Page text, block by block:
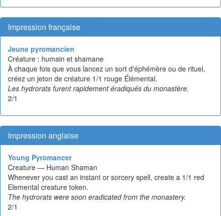
Impression française
Jeune pyromancien
Créature : humain et shamane
À chaque fois que vous lancez un sort d'éphémère ou de rituel,
créez un jeton de créature 1/1 rouge Élémental.
Les hydrorats furent rapidement éradiqués du monastère.
2/1
Impression anglaise
Young Pyromancer
Creature — Human Shaman
Whenever you cast an instant or sorcery spell, create a 1/1 red
Elemental creature token.
The hydrorats were soon eradicated from the monastery.
2/1